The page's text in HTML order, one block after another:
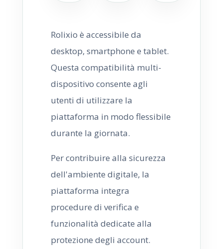
Rolixio è accessibile da
desktop, smartphone e tablet.
Questa compatibilità multi-
dispositivo consente agli
utenti di utilizzare la
piattaforma in modo flessibile
durante la giornata.
Per contribuire alla sicurezza
dell'ambiente digitale, la
piattaforma integra
procedure di verifica e
funzionalità dedicate alla
protezione degli account.